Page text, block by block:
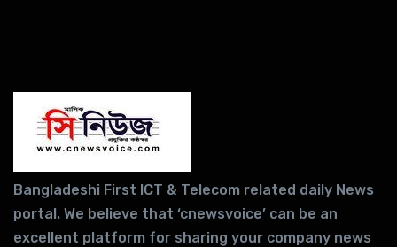
Bangladeshi First ICT & Telecom related daily News
portal. We believe that ‘cnewsvoice’ can be an
excellent platform for sharing your company news